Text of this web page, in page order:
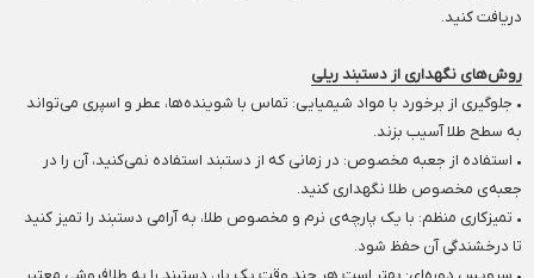
دریافت کنید.
روش‌های نگهداری از دستبند ریلی
• جلوگیری از برخورد با مواد شیمیایی: تماس با شوینده‌ها، عطر و اسپری می‌تواند
به سطح طلا آسیب بزند.
• استفاده از جعبه مخصوص: در زمانی که از دستبند استفاده نمی‌کنید، آن را در
جعبه‌ی مخصوص طلا نگهداری کنید.
• تمیزکاری منظم: با یک پارچه‌ی نرم و مخصوص طلا، به آرامی دستبند را تمیز کنید
تا درخشندگی آن حفظ شود.